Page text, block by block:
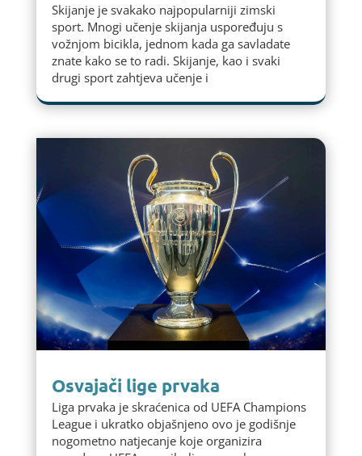
Skijanje je svakako najpopularniji zimski
sport. Mnogi učenje skijanja uspoređuju s
vožnjom bicikla, jednom kada ga savladate
znate kako se to radi. Skijanje, kao i svaki
drugi sport zahtjeva učenje i
Osvajači lige prvaka
Liga prvaka je skraćenica od UEFA Champions
League i ukratko objašnjeno ovo je godišnje
nogometno natjecanje koje organizira